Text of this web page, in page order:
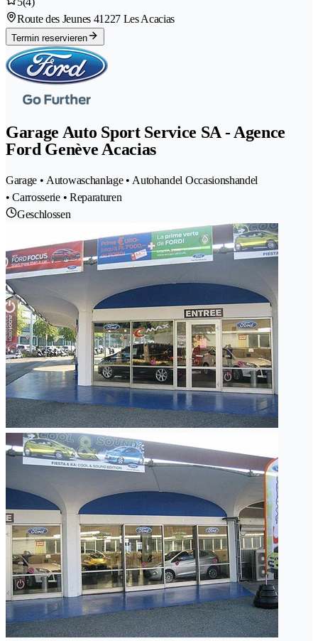
Route des Jeunes 41227 Les Acacias
Termin reservieren
Garage Auto Sport Service SA - Agence
Ford Genève Acacias
Garage • Autowaschanlage • Autohandel Occasionshandel
• Carrosserie • Reparaturen
Geschlossen